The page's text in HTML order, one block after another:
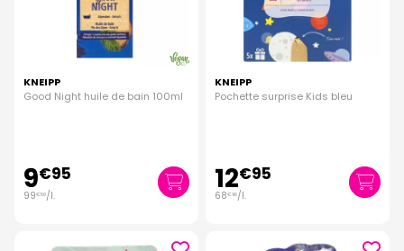
KNEIPP
Good Night huile de bain 100ml
9€95
99€50/l.
KNEIPP
Pochette surprise Kids bleu
12€95
68€ 16/l.